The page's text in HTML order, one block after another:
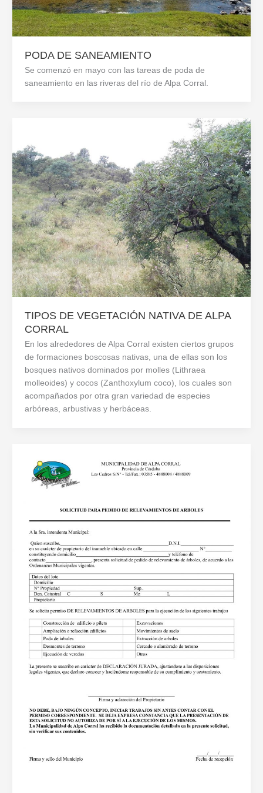
PODA DE SANEAMIENTO
Se comenzó en mayo con las tareas de poda de
saneamiento en las riveras del río de Alpa Corral.
TIPOS DE VEGETACIÓN NATIVA DE ALPA
CORRAL
En los alrededores de Alpa Corral existen ciertos grupos
de formaciones boscosas nativas, una de ellas son los
bosques nativos dominados por molles (Lithraea
molleoides) y cocos (Zanthoxylum coco), los cuales son
acompañados por otra gran variedad de especies
arbóreas, arbustivas y herbáceas.